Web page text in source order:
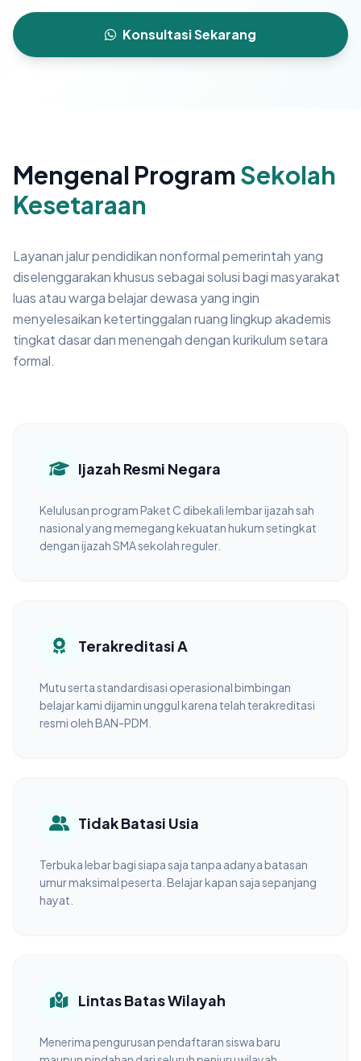
Konsultasi Sekarang
Mengenal Program Sekolah
Kesetaraan
Layanan jalur pendidikan nonformal pemerintah yang
diselenggarakan khusus sebagai solusi bagi masyarakat
luas atau warga belajar dewasa yang ingin
menyelesaikan ketertinggalan ruang lingkup akademis
tingkat dasar dan menengah dengan kurikulum setara
formal.
Ijazah Resmi Negara
Kelulusan program Paket C dibekali lembar ijazah sah
nasional yang memegang kekuatan hukum setingkat
dengan ijazah SMA sekolah reguler.
Terakreditasi A
Mutu serta standardisasi operasional bimbingan
belajar kami dijamin unggul karena telah terakreditasi
resmi oleh BAN-PDM.
Tidak Batasi Usia
Terbuka lebar bagi siapa saja tanpa adanya batasan
umur maksimal peserta. Belajar kapan saja sepanjang
hayat.
Lintas Batas Wilayah
Menerima pengurusan pendaftaran siswa baru